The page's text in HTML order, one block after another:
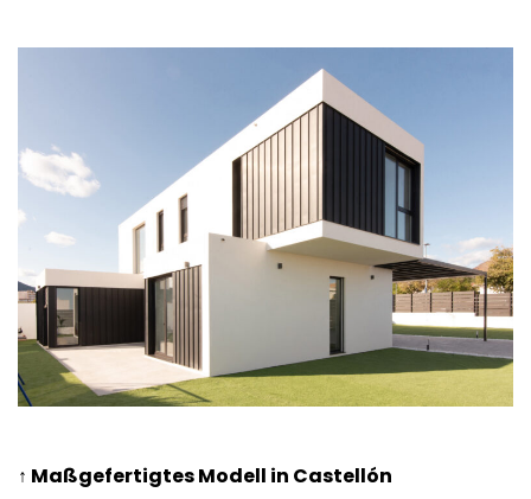
↑ Maßgefertigtes Modell in Castellón